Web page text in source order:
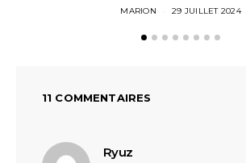
MARION 29 JUILLET 2024
11 COMMENTAIRES
Ryuz